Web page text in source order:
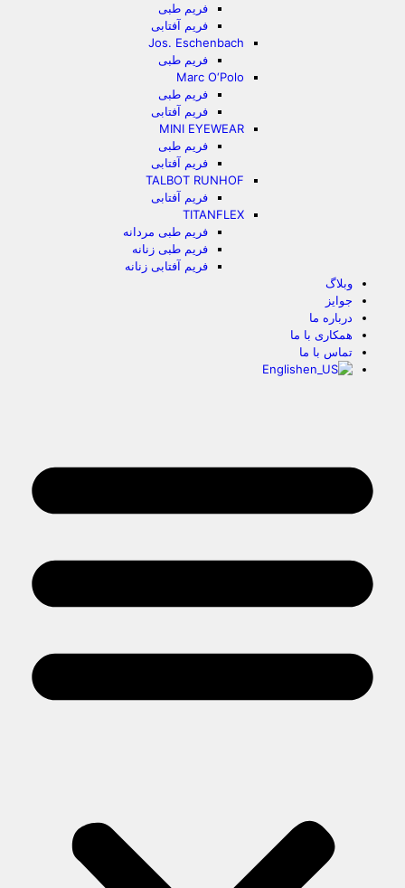
فریم طبی
فریم آفتابی
Jos. Eschenbach
فریم طبی
Marc O‘Polo
فریم طبی
فریم آفتابی
MINI EYEWEAR
فریم طبی
فریم آفتابی
TALBOT RUNHOF
فریم آفتابی
TITANFLEX
فریم طبی مردانه
فریم طبی زنانه
فریم آفتابی زنانه
وبلاگ
جوایز
درباره ما
همکاری با ما
تماس با ما
English